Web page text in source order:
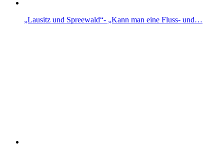
„Lausitz und Spreewald“- „Kann man eine Fluss- und…